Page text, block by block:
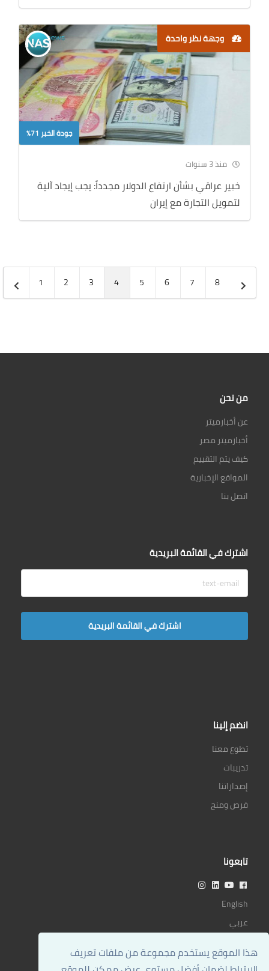
هذا الموقع يستخدم مجموعة من ملفات تعريف
وجهة نظر واحدة
جودة الخبر 71%
منذ 3 سنوات
خبير عراقي بشأن ارتفاع الدولار مجدداً: يجب إيجاد آلية
لتمويل التجارة مع إيران
1 2 3 4 5 6 7 8
من نحن
عن أخبارميتر
أخبارميتر مصر
كيف يتم التقييم
المواقع الإخبارية
اتصل بنا
اشترك في القائمة البريدية
انضم إلينا
تطوع معنا
تدريبات
إصداراتنا
فرص ومنح
تابعونا
English
عربي